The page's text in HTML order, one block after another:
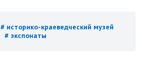
# историко-краеведческий музей
# экспонаты